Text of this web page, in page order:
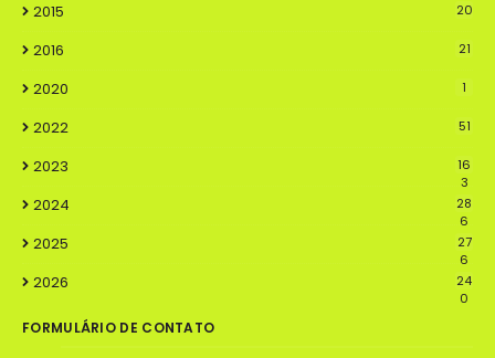
2015 20
2016 21
2020 1
2022 51
2023
16
3
2024
28
6
2025
27
6
2026
24
0
FORMULÁRIO DE CONTATO